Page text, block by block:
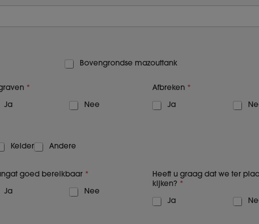
Bovengrondse mazouttank
*
Ja Nee
Afbreken *
Ja
Kelder Andere
goed bereikbaar *
Ja Nee
Heeft u graag dat we ter
kijken? *
Ja